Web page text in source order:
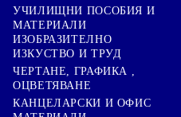
УЧИЛИЩНИ ПОСОБИЯ И
МАТЕРИАЛИ
ИЗОБРАЗИТЕЛНО
ИЗКУСТВО И ТРУД
ЧЕРТАНЕ, ГРАФИКА ,
ОЦВЕТЯВАНЕ
КАНЦЕЛАРСКИ И ОФИС